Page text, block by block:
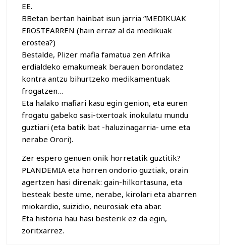
EE.
BBetan bertan hainbat isun jarria “MEDIKUAK
EROSTEARREN (hain erraz al da medikuak
erostea?)
Bestalde, Plizer mafia famatua zen Afrika
erdialdeko emakumeak berauen borondatez
kontra antzu bihurtzeko medikamentuak
frogatzen…
Eta halako mafiari kasu egin genion, eta euren
frogatu gabeko sasi-txertoak inokulatu mundu
guztiari (eta batik bat -haluzinagarria- ume eta
nerabe Orori).
Zer espero genuen onik horretatik guztitik?
PLANDEMIA eta horren ondorio guztiak, orain
agertzen hasi direnak: gain-hilkortasuna, eta
besteak beste ume, nerabe, kirolari eta abarren
miokardio, suizidio, neurosiak eta abar.
Eta historia hau hasi besterik ez da egin,
zoritxarrez.